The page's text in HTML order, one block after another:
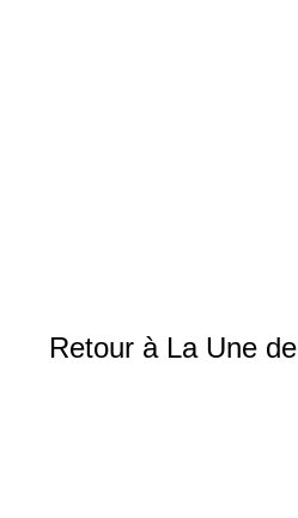
Retour à La Une de